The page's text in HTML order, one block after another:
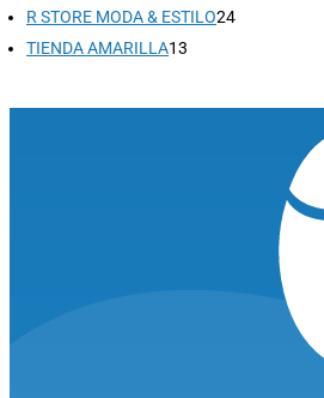
productos
R STORE MODA & ESTILO2424
TIENDA AMARILLA13